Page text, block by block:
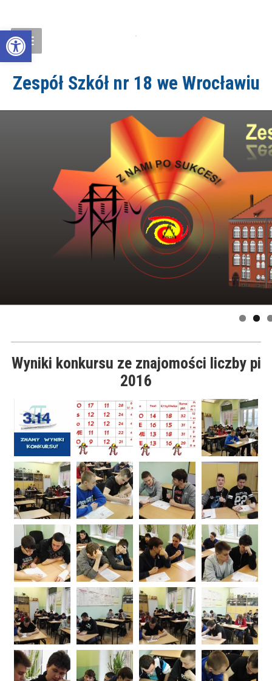
Open toolbar
Zespół Szkół nr 18 we Wrocławiu
Wyniki konkursu ze znajomości liczby pi
2016